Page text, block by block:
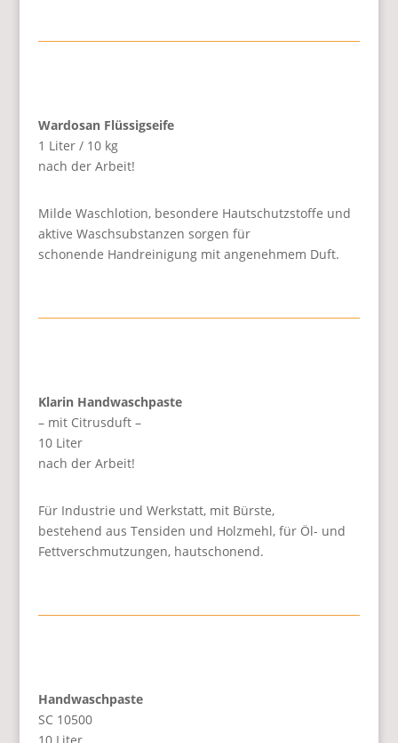
Wardosan Flüssigseife
1 Liter / 10 kg
nach der Arbeit!
Milde Waschlotion, besondere Hautschutzstoffe und
aktive Waschsubstanzen sorgen für
schonende Handreinigung mit angenehmem Duft.
Klarin Handwaschpaste
– mit Citrusduft –
10 Liter
nach der Arbeit!
Für Industrie und Werkstatt, mit Bürste,
bestehend aus Tensiden und Holzmehl, für Öl- und
Fettverschmutzungen, hautschonend.
Handwaschpaste
SC 10500